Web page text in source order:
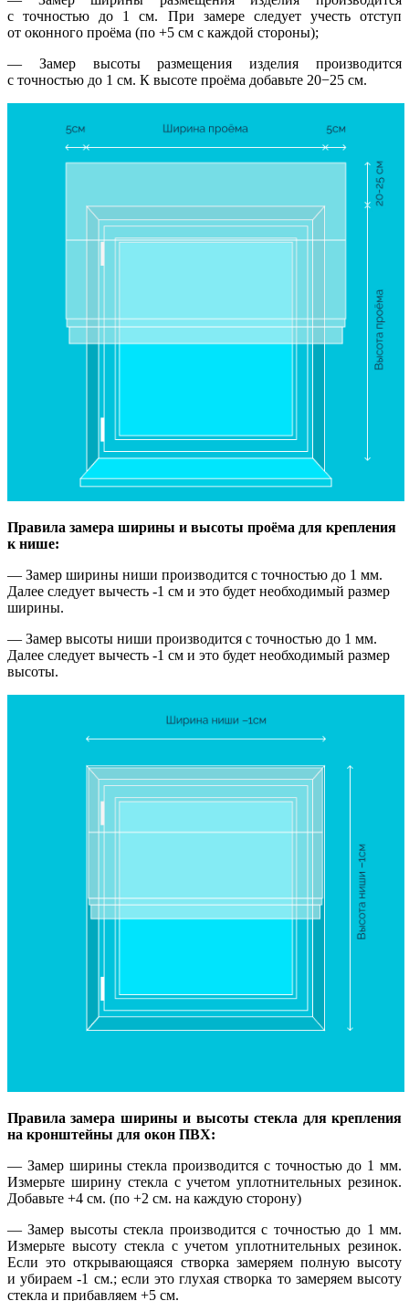
с точностью до 1 см. При замере следует учесть отступ
от оконного проёма (по +5 см с каждой стороны);
— Замер высоты размещения изделия производится
с точностью до 1 см. К высоте проёма добавьте 20−25 см.
Правила замера ширины и высоты проёма для крепления
к нише:
— Замер ширины ниши производится с точностью до 1 мм.
Далее следует вычесть -1 см и это будет необходимый размер
ширины.
— Замер высоты ниши производится с точностью до 1 мм.
Далее следует вычесть -1 см и это будет необходимый размер
высоты.
Правила замера ширины и высоты стекла для крепления
на кронштейны для окон ПВХ:
— Замер ширины стекла производится с точностью до 1 мм.
Измерьте ширину стекла с учетом уплотнительных резинок.
Добавьте +4 см. (по +2 см. на каждую сторону)
— Замер высоты стекла производится с точностью до 1 мм.
Измерьте высоту стекла с учетом уплотнительных резинок.
Если это открывающаяся створка замеряем полную высоту
и убираем -1 см.; если это глухая створка то замеряем высоту
стекла и прибавляем +5 см.